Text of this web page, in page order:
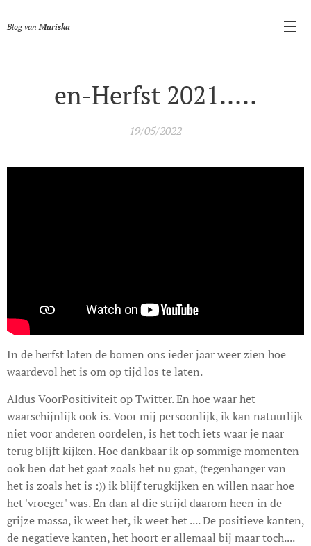
Blog van Mariska
en-Herfst 2021.....
19/05/2022
In de herfst laten de bomen ons ieder jaar weer zien hoe
waardevol het is om op tijd los te laten.
Aldus VoorPositiviteit op Twitter. En hoe waar het
waarschijnlijk ook is. Voor mij persoonlijk, ik kan natuurlijk
niet voor anderen oordelen, is het toch iets waar je naar
terug blijft kijken. Hoe dankbaar ik op sommige momenten
ook ben dat het gaat zoals het nu gaat, (tegenhanger van
het is zoals het is :)) ik blijf terugkijken en willen naar hoe
het 'vroeger' was. En dan al die strijd daarom heen in de
grijze massa, ik weet het, ik weet het .... De positieve kanten,
de negatieve kanten, het hoort er allemaal bij maar toch....